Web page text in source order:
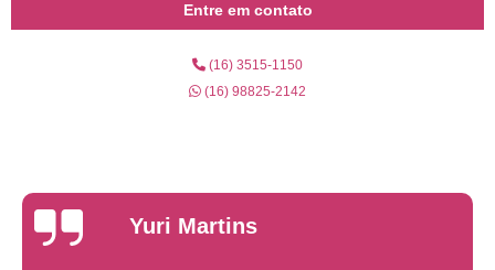
Entre em contato
(16) 3515-1150
(16) 98825-2142
Yuri Martins